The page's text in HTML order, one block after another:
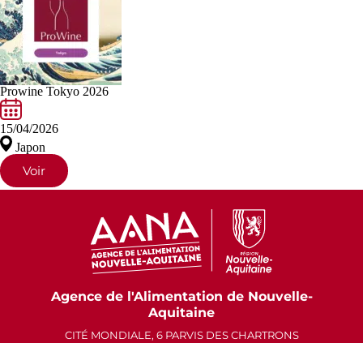
Prowine Tokyo 2026
15/04/2026
Japon
Voir
Agence de l'Alimentation de Nouvelle-
Aquitaine
CITÉ MONDIALE, 6 PARVIS DES CHARTRONS